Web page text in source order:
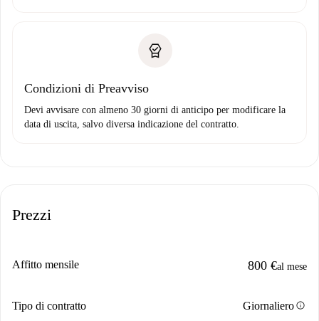
Condizioni di Preavviso
Devi avvisare con almeno 30 giorni di anticipo per modificare la
data di uscita, salvo diversa indicazione del contratto.
Prezzi
Affitto mensile 800 €al mese
Tipo di contratto Giornalieroinfo